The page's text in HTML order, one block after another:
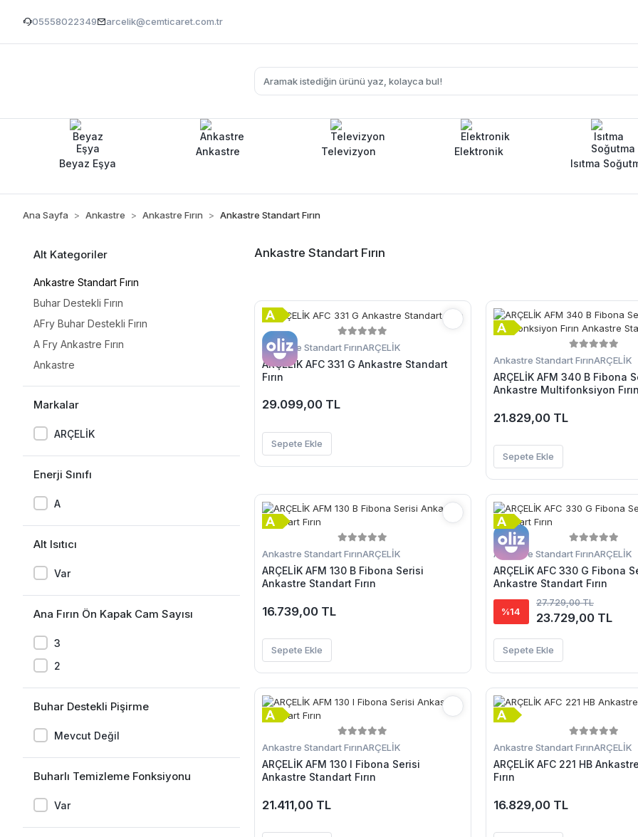
05558022349 arcelik@cemticaret.com.tr
Beyaz Eşya
Ankastre Televizyon
Elektronik
Isıtma
Ana Sayfa Ankastre Ankastre Fırın Ankastre Standart Fırın
Alt Kategoriler
Ankastre Standart Fırın
Buhar Destekli Fırın
AFry Buhar Destekli Fırın
A Fry Ankastre Fırın
Ankastre
Markalar
ARÇELİK
Enerji Sınıfı
A
Alt Isıtıcı
Var
Ana Fırın Ön Kapak Cam Sayısı
3
2
Buhar Destekli Pişirme
Mevcut Değil
Buharlı Temizleme Fonksiyonu
Var
Ankastre Standart Fırın
Ankastre Standart FırınARÇELİK
ARÇELİK AFC 331 G Ankastre Standart
Fırın
29.099,00 TL
Sepete Ekle
Ankastre Standart FırınARÇELİK
ARÇELİK AFM 340 B Fibona
Ankastre Multifonksiyon
21.829,00 TL
Sepete Ekle
Ankastre Standart FırınARÇELİK
ARÇELİK AFM 130 B Fibona Serisi
Ankastre Standart Fırın
16.739,00 TL
Sepete Ekle
Ankastre Standart FırınARÇELİK
ARÇELİK AFC 330 G Fibona
Ankastre Standart Fırın
%14
27.729,00 TL
23.729,00 TL
Sepete Ekle
Ankastre Standart FırınARÇELİK
ARÇELİK AFM 130 I Fibona Serisi
Ankastre Standart Fırın
21.411,00 TL
Ankastre Standart FırınARÇELİK
ARÇELİK AFC 221 HB
Fırın
16.829,00 TL